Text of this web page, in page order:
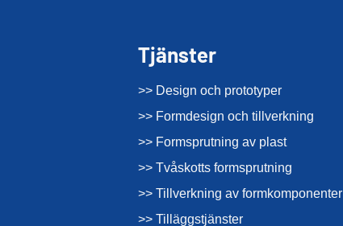
Tjänster
>> Design och prototyper
>> Formdesign och tillverkning
>> Formsprutning av plast
>> Tvåskotts formsprutning
>> Tillverkning av formkomponenter
>> Tilläggstjänster